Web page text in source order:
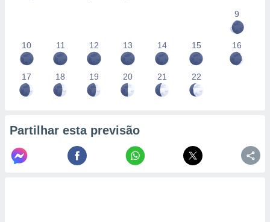
9
10 11 12 13 14 15 16
17 18 19 20 21 22
Partilhar esta previsão